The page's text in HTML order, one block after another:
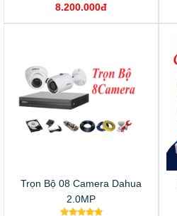
8.200.000đ
Trọn Bộ 08 Camera Dahua
2.0MP